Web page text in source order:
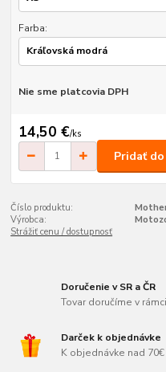
Farba:
Nie sme platcovia DPH
14,50 €/ks
Pridať
Číslo produktu:
Výrobca:
Strážiť cenu / dostupnosť
Doručenie v SR a ČR
Tovar doručíme v
Darček k objednávke
K objednávke nad